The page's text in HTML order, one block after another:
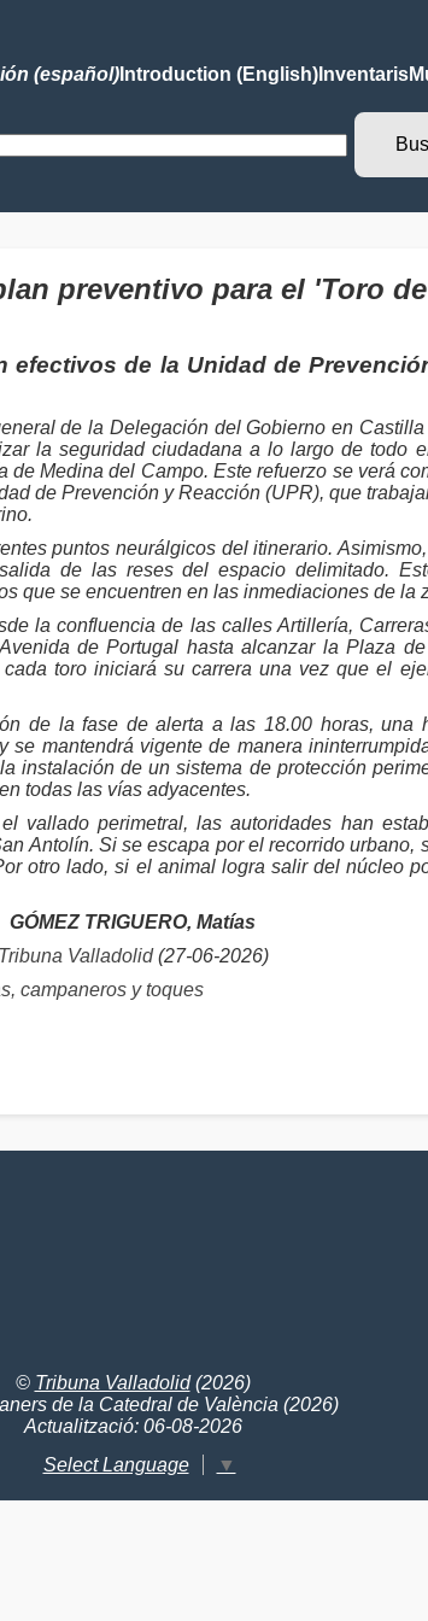
(español)Introduction (English)Inventaris
preventivo para el 'Toro
de la Unidad de
de la Delegación del Gobierno en
la seguridad ciudadana a lo largo de todo
Medina del Campo. Este refuerzo se verá
de Prevención y Reacción (UPR), que
puntos neurálgicos del itinerario.
de las reses del espacio delimitado.
que se encuentren en las inmediaciones de la
la confluencia de las calles Artillería,
de Portugal hasta alcanzar la Plaza
toro iniciará su carrera una vez que el
de la fase de alerta a las 18.00 horas, una
mantendrá vigente de manera
instalación de un sistema de protección
todas las vías adyacentes.
vallado perimetral, las autoridades han
Antolín. Si se escapa por el recorrido urbano,
otro lado, si el animal logra salir del núcleo
GÓMEZ TRIGUERO, Matías
Tribuna Valladolid(27-06-2026)
campaneros y toques
© Tribuna Valladolid(2026)
de la Catedral de València (2026)
Actualització: 06-08-2026
Select Language
▼